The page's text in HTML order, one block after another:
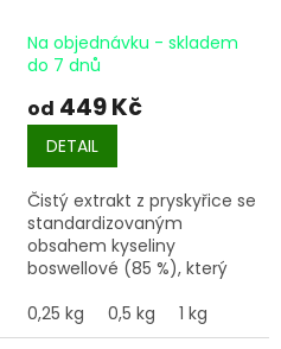
Na objednávku - skladem
do 7 dnů
od 449 Kč
DETAIL
Čistý extrakt z pryskyřice se
standardizovaným
obsahem kyseliny
boswellové (85 %), který
v těle.Dávkování cca 5 g
na koně a den!!!
0,25 kg 0,5 kg 1 kg